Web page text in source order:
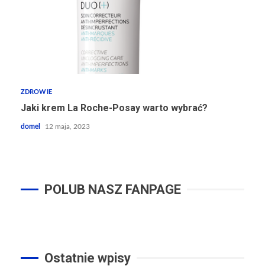
ZDROWIE
Jaki krem La Roche-Posay warto wybrać?
domel 12 maja, 2023
POLUB NASZ FANPAGE
Ostatnie wpisy